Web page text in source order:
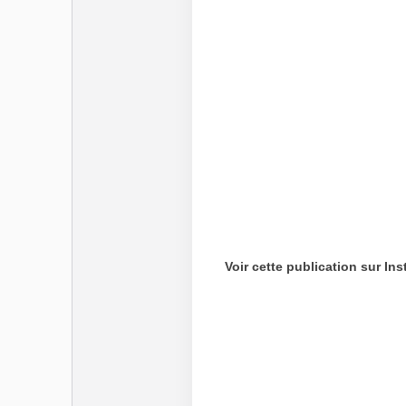
Voir cette publication sur